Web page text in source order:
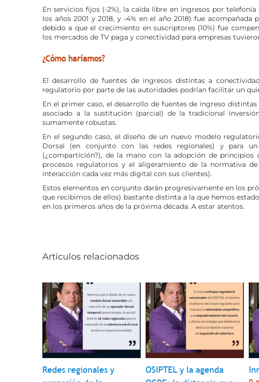
En servicios fijos (-2%), la caída libre en ingresos por
los años 2001 y 2018, y -4% en el año 2018) fue
debido a que el crecimiento en suscriptores (10%) fue
los mercados de TV paga y conectividad para empresas
¿Cómo haríamos?
El desarrollo de fuentes de ingresos distintas a
regulatorio por parte de las autoridades podrían facilitar un
En el primer caso, el desarrollo de fuentes de ingreso
asociado a la sustitución (parcial) de la tradicional
sumamente robustas.
En el segundo caso, el diseño de un nuevo modelo
Dorsal (en conjunto con las redes regionales) y para
(¿compartición?), de la mano con la adopción de
procesos regulatorios y el aligeramiento de la normativa
interacción cada vez más digital con sus clientes).
Estos elementos en conjunto darán progresivamente en los
que recibimos de ellos) bastante distinta a la que hemos
en los primeros años de la próxima década. A estar atentos.
Artículos relacionados
Redes regionales y
OSIPTEL y la agenda